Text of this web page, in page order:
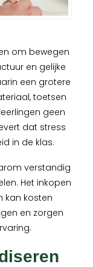
om bewegen
en gelijke
een grotere
toetsen
geen
dat stress
in de klas.
verstandig
Het inkopen
kan kosten
en zorgen